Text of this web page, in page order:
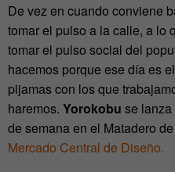
De vez en cuando conviene
tomar el pulso a la calle, a lo
tomar el pulso social del
hacemos porque ese día es
pijamas con los que
haremos. Yorokobu se
de semana en el Matadero
Mercado Central de Diseño.